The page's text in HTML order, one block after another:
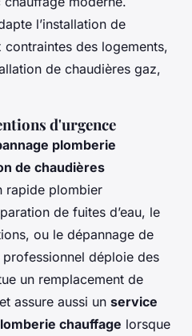
l’installation de
contraintes des logements,
de chaudières gaz,
d'urgence
plomberie
de chaudières
rapide plombier
de fuites d’eau, le
ou le dépannage de
déploie des
un remplacement de
assure aussi un service
chauffage lorsque